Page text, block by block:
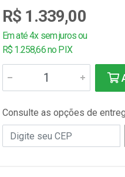
R$ 1.339,00
Em até 4x sem juros ou
R$ 1.258,66 no PIX
Consulte as opções de